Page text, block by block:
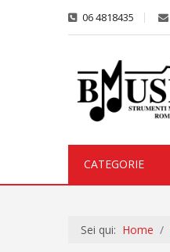
06 4818435
CATEGORIE
Sei qui: Home